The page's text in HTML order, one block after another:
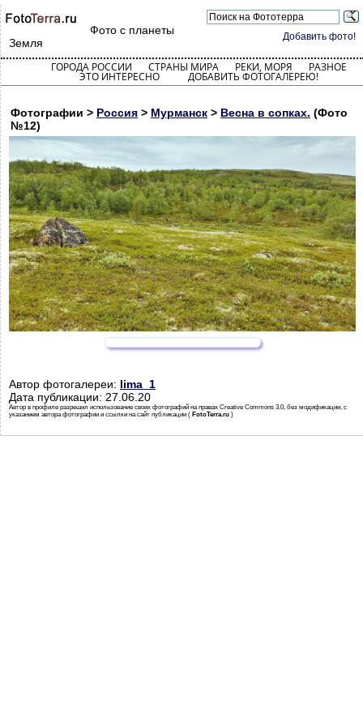
Добавить фото!
Фото с планеты
Земля
ГОРОДА РОССИИ СТРАНЫ МИРА РЕКИ, МОРЯ РАЗНОЕ
ЭТО ИНТЕРЕСНО ДОБАВИТЬ ФОТОГАЛЕРЕЮ!
Фотографии > Россия > Мурманск > Весна в сопках. (Фото
№12)
Автор фотогалереи: lima_1
Дата публикации: 27.06.20
Автор в профиле разрешил использование своих фотографий на правах Creative Commons 3.0, без модификации, с
указанием автора фотографии и ссылки на сайт публикации ( FotoTerra.ru )